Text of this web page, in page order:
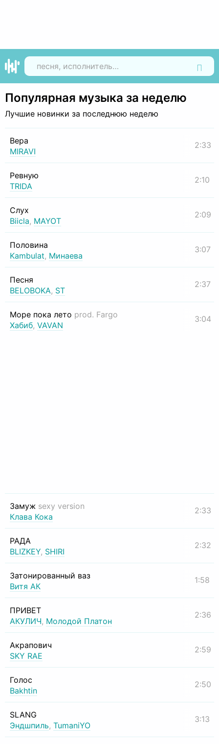
Популярная музыка за неделю
Лучшие новинки за последнюю неделю
Вера
MIRAVI
2:33
Ревную
TRIDA
2:10
Слух
Biicla, MAYOT
2:09
Половина
Kambulat, Минаева
3:07
Песня
BELOBOKA, ST
2:37
Море пока лето prod. Fargo
Хабиб, VAVAN
3:04
Замуж sexy version
Клава Кока
2:33
РАДА
BLIZKEY, SHIRI
2:32
Затонированный ваз
Витя АК
1:58
ПРИВЕТ
АКУЛИЧ, Молодой Платон
2:36
Акрапович
SKY RAE
2:59
Голос
Bakhtin
2:50
SLANG
Эндшпиль, TumaniYO
3:13